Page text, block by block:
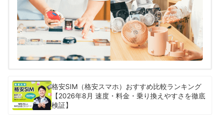
格安SIM（格安スマホ）おすすめ比較ランキング
【2026年8月 速度・料金・乗り換えやすさを徹底
検証】